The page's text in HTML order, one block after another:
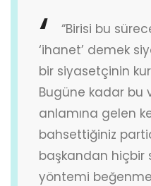
“Birisi bu
‘ihanet’ demek
bir siyasetçinin
Bugüne kadar bu
anlamına gelen
bahsettiğiniz
başkandan hiçbir
yöntemi